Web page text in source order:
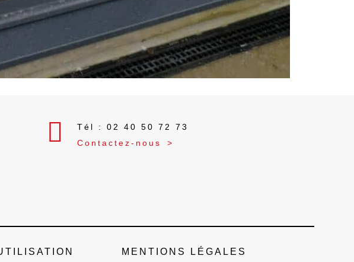
vous
Un savoir faire de plus de 30 ans
dans le choix de vos produits
MENTIONS LÉGALES
Tél : 02 40 50 72 73
Contactez-nous